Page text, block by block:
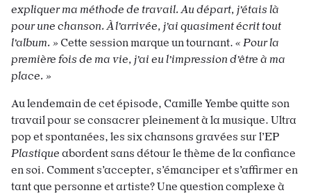
expliquerma méthode de travail. Au départ, j’étais là
pour une chanson. À l’arrivée, j’ai quasiment écrit tout
l’album. » Cette session marque un tournant. « Pour la
première fois de ma vie, j’ai eu l’impression d’être à ma
place. »
Au lendemain de cet épisode, Camille Yembe quitte son
travail pour se consacrer pleinement à la musique. Ultra
pop et spontanées, les six chansons gravées sur l’EP
Plastique abordent sans détour le thème de la confiance
en soi. Comment s’accepter, s’émanciper et s’affirmer en
tant que personne et artiste? Une question complexe à